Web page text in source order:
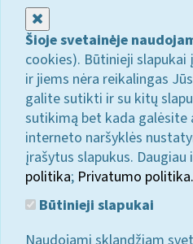
Šioje svetainėje
cookies). Būtinieji
ir jiems nėra reikalingas
galite sutikti ir su kitų
sutikimą bet kada galėsite
interneto naršyklės
įrašytus slapukus.
politika; Privatumo politika.
Būtinieji slapukai